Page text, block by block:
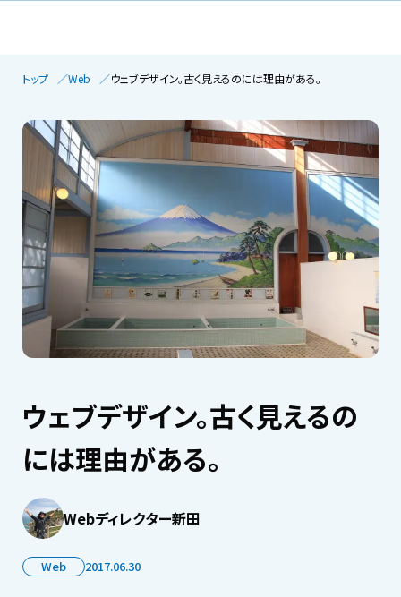
トップ Web ウェブデザイン。古く見えるのには理由がある。
ウェブデザイン。古く見えるの
には理由がある。
Webディレクター新田
Web 2017.06.30